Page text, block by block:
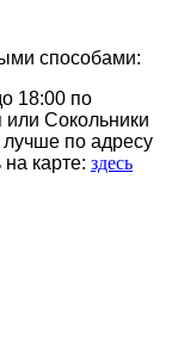
способами:
18:00 по
или Сокольники
по адресу
карте: здесь